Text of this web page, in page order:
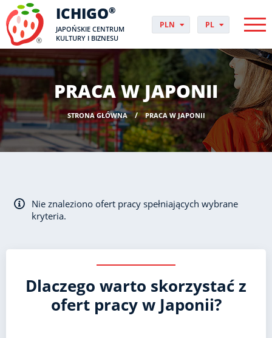
ICHIGO®
JAPOŃSKIE CENTRUM
KULTURY I BIZNESU
PLN
USD
CHF
DKK
NOK
SEK
HUF
PL
DA
DE
EN
ES
FR
HR
HU
PT
SV
PRACA W JAPONII
STRONA GŁÓWNA PRACA W JAPONII
Nie znaleziono ofert pracy spełniających wybrane
kryteria.
Dlaczego warto skorzystać z
ofert pracy w Japonii?